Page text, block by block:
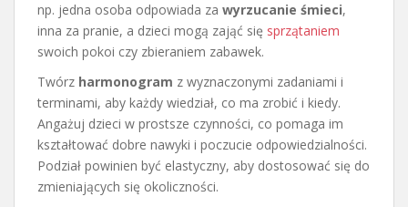
np. jedna osoba odpowiada za wyrzucanie śmieci,
inna za pranie, a dzieci mogą zająć się sprzątaniem
swoich pokoi czy zbieraniem zabawek.
Twórz harmonogram z wyznaczonymi zadaniami i
terminami, aby każdy wiedział, co ma zrobić i kiedy.
Angażuj dzieci w prostsze czynności, co pomaga im
kształtować dobre nawyki i poczucie odpowiedzialności.
Podział powinien być elastyczny, aby dostosować się do
zmieniających się okoliczności.